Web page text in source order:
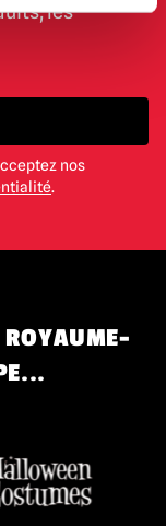
les
nos
.
ROYAUME-